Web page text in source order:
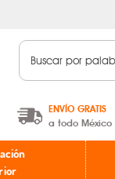
ENVÍO GRATIS
a todo México
A partir de $599 MXN.
* Aplican restricciones